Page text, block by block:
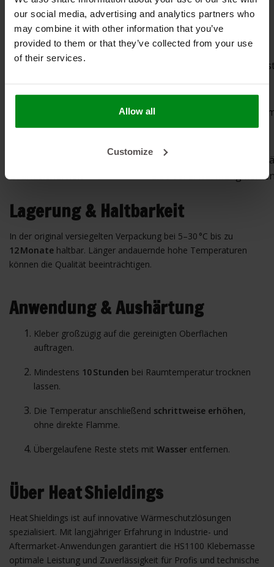
our social media, advertising and analytics partners who
may combine it with other information that you’ve
provided to them or that they’ve collected from your use
of their services.
Allow all
Customize
Technische Eigenschaften
Merkmal
Wert
Schwarze, konsistente
pH
11,5 ± 1,0
1700 ± 500 Pa·s (20 °C, 1 U/
Dichte
1,81 ± 0,05
< 100 µm (für glatte
Brandsicherheit
Gibt bei Erwärmung
Lagerung & Haltbarkeit
In der original versiegelten Verpackung bei 5–30 °C bis zu
12 Monate haltbar. Länger andauernde hohe Temperaturen
können die Qualität beeinträchtigen.
Anwendung & Aushärtung
Kleber großzügig auf die gereinigten Oberflächen
auftragen.
Mindestens 10 Stunden bei Raumtemperatur trocknen
lassen.
Die Temperatur anschließend schrittweise erhöhen,
ohne direkte Flamme.
Übergelaufene Reste stets mit Wasser entfernen.
Über Heat Shieldings
Heat Shieldings ist auf innovative Wärmeschutzlösungen
spezialisiert. Mit langjähriger Erfahrung in Industrie- und
Aftermarket-Anwendungen garantiert die HS1100 Klebemasse
optimale Leistung und Zuverlässigkeit für Profis und technische